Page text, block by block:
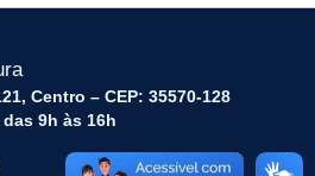
Centro – CEP: 35570-128
9h às 16h